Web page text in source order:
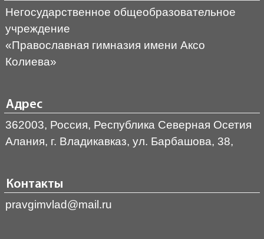
Негосударственное общеобразовательное
учреждение
«Православная гимназия имени Аксо
Колиева»
Адрес
362003, Россия, Республика Северная Осетия
Алания, г. Владикавказ, ул. Барбашова, 38,
Контакты
pravgimvlad@mail.ru